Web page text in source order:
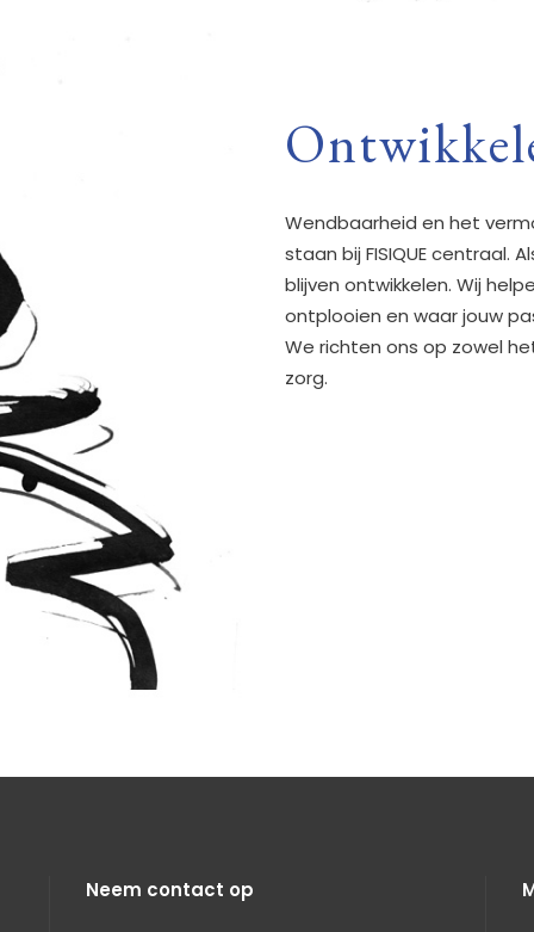
Wendbaarheid en het
staan bij FISIQUE centraal.
blijven ontwikkelen. Wij
ontplooien en waar jouw
We richten ons op zowel
zorg.
Neem contact op